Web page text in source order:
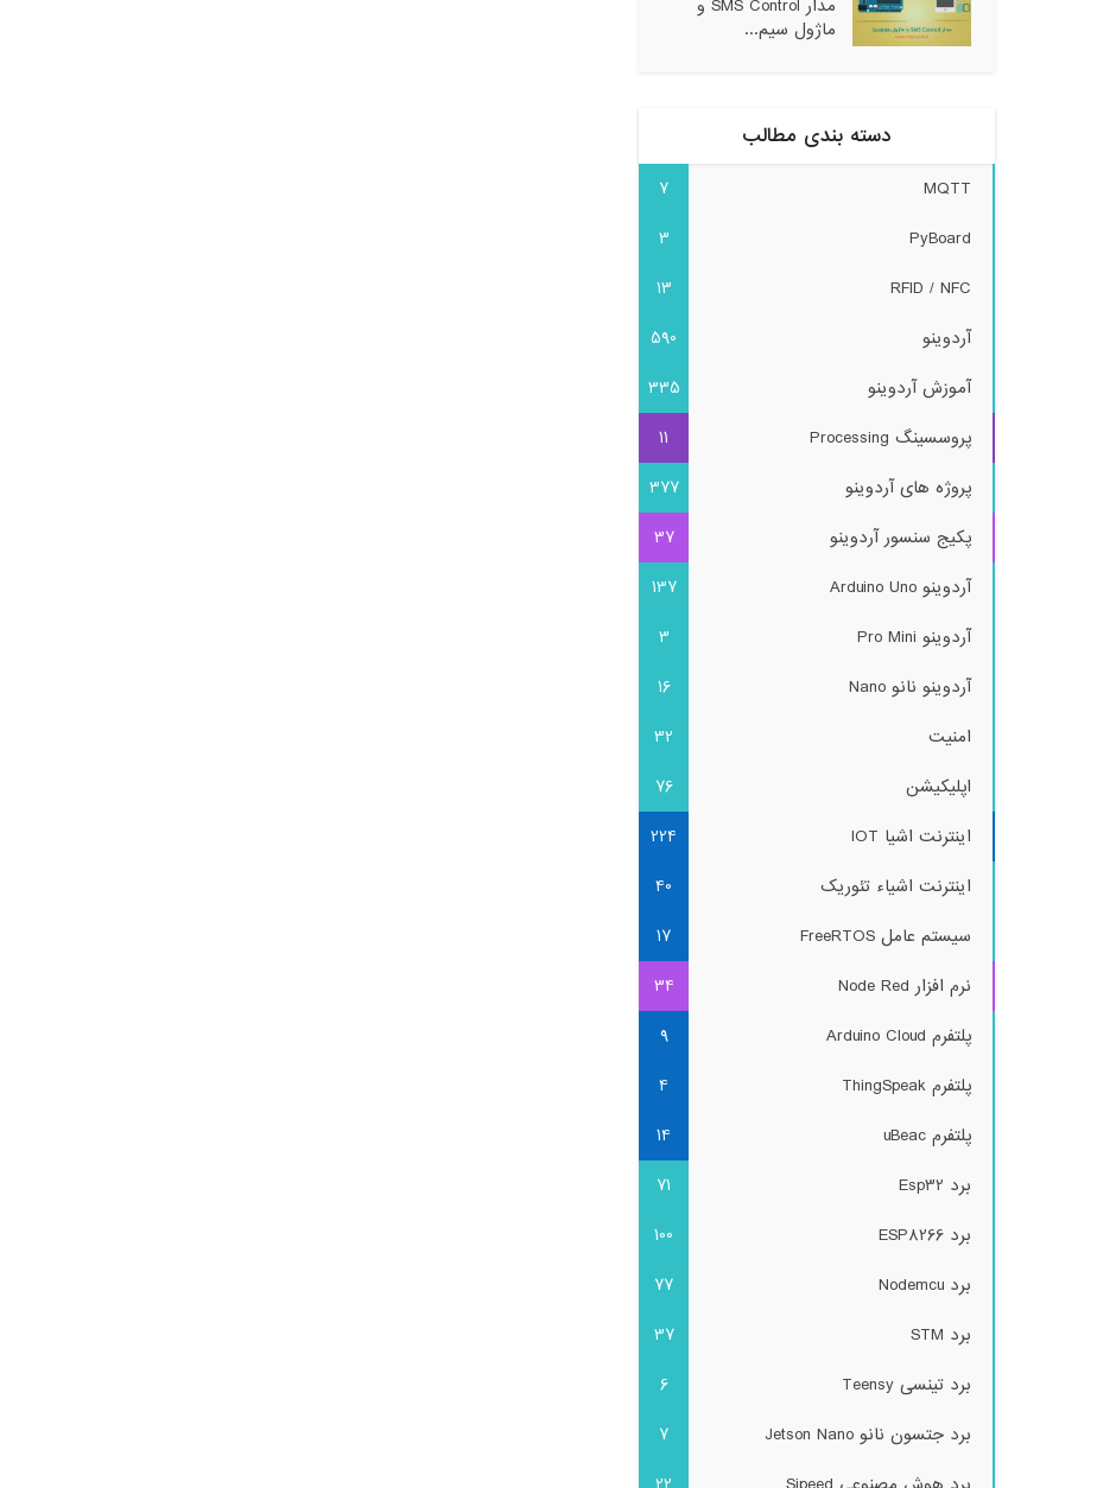
مدار SMS Control و
ماژول سیم...
دسته بندی مطالب
MQTT
7
PyBoard
3
RFID / NFC
13
آردوینو
590
آموزش آردوینو
335
پروسسینگ Processing
11
پروژه های آردوینو
377
پکیج سنسور آردوینو
37
آردوینو Arduino Uno
137
آردوینو Pro Mini
3
آردوینو نانو Nano
16
امنیت
32
اپلیکیشن
76
اینترنت اشیا IOT
224
اینترنت اشیاء تئوریک
40
سیستم عامل FreeRTOS
17
نرم افزار Node Red
34
پلتفرم Arduino Cloud
9
پلتفرم ThingSpeak
4
پلتفرم uBeac
14
برد Esp32
71
برد ESP8266
100
برد Nodemcu
77
برد STM
37
برد تینسی Teensy
6
برد جتسون نانو Jetson Nano
7